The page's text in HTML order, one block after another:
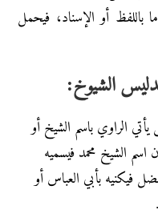
أو الإسناد، فيحمل
الشيوخ:
الراوي باسم الشيخ أو
اسم الشيخ محمد فيسميه
فيكنيه بأبي العباس أو